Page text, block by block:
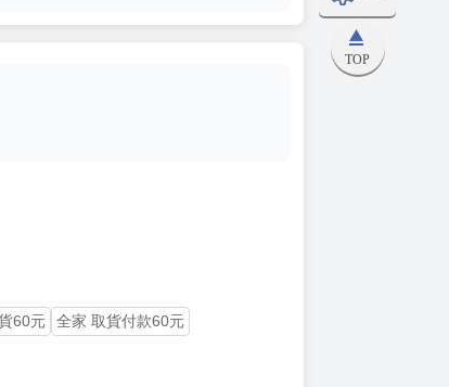
TOP
60元
全家 取貨付款60元